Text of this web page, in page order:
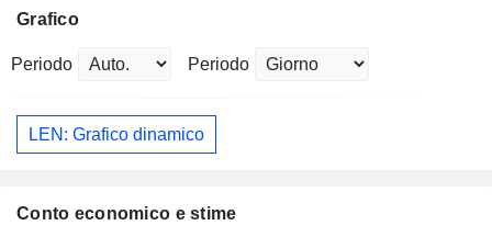
Grafico
Periodo Periodo
LEN: Grafico dinamico
Conto economico e stime